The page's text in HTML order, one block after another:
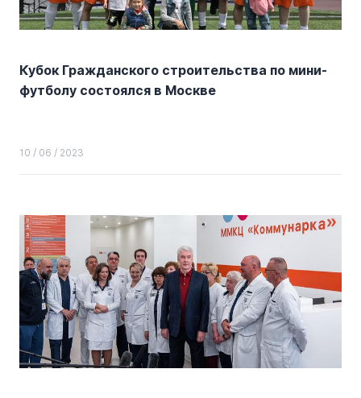
Кубок Гражданского строительства по мини-
футболу состоялся в Москве
10 / 06 / 2023